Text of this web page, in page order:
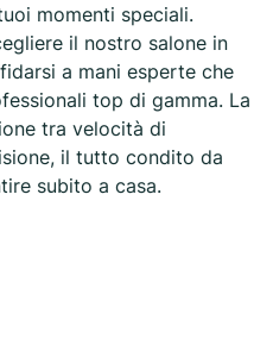
momenti speciali.
il nostro salone in
a mani esperte che
top di gamma. La
tra velocità di
il tutto condito da
subito a casa.